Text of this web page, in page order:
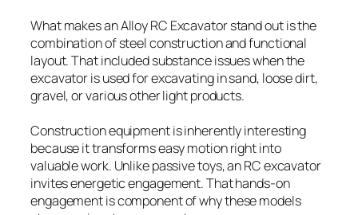
What makes an Alloy RC Excavator stand out is the
combination of steel construction and functional
layout. That included substance issues when the
excavator is used for excavating in sand, loose dirt,
gravel, or various other light products.
Construction equipment is inherently interesting
because it transforms easy motion right into
valuable work. Unlike passive toys, an RC excavator
invites energetic engagement. That hands-on
engagement is component of why these models